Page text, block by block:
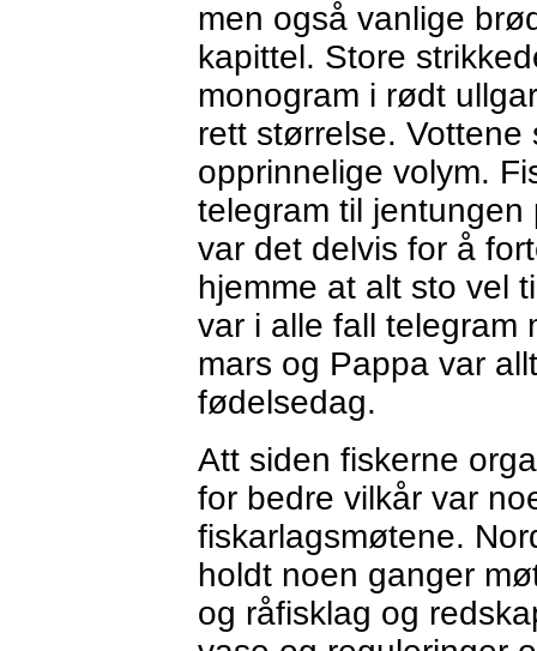
men også vanlige
kapittel. Store
monogram i rødt
rett størrelse.
opprinnelige volym.
telegram til
var det delvis for å
hjemme at alt sto vel
var i alle fall telegram
mars og Pappa var
fødelsedag.
Att siden fiskerne
for bedre vilkår var
fiskarlagsmøtene.
holdt noen ganger
og råfisklag og